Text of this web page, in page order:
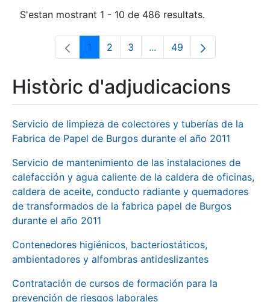
S'estan mostrant 1 - 10 de 486 resultats.
Pàgina
1 Pàgina
2 Pàgina
3 ...Pàgines intermèdies
Pàgina
49
Històric d'adjudicacions
Servicio de limpieza de colectores y tuberías de la
Fabrica de Papel de Burgos durante el año 2011
Servicio de mantenimiento de las instalaciones de
calefacción y agua caliente de la caldera de oficinas,
caldera de aceite, conducto radiante y quemadores
de transformados de la fabrica papel de Burgos
durante el año 2011
Contenedores higiénicos, bacteriostáticos,
ambientadores y alfombras antideslizantes
Contratación de cursos de formación para la
prevención de riesgos laborales